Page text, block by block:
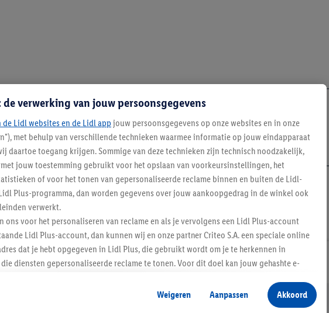
Lidl Nieuwsbrief
verwerking van jouw persoonsgegevens
Lidl websites en de Lidl app jouw persoonsgegevens op onze websites en in onze
met behulp van verschillende technieken waarmee informatie op jouw eindapparaat
daartoe toegang krijgen. Sommige van deze technieken zijn technisch noodzakelijk,
jouw toestemming gebruikt voor het opslaan van voorkeursinstellingen, het
of voor het tonen van gepersonaliseerde reclame binnen en buiten de Lidl-
Plus-programma, dan worden gegevens over jouw aankoopgedrag in de winkel ook
verwerkt.
ons voor het personaliseren van reclame en als je vervolgens een Lidl Plus-account
Lidl Plus-account, dan kunnen wij en onze partner Criteo S.A. een speciale online
dat je hebt opgegeven in Lidl Plus, die gebruikt wordt om je te herkennen in
diensten gepersonaliseerde reclame te tonen. Voor dit doel kan jouw gehashte e-
dan kunnen retargeting advertenties worden weergegeven voor producten waarin je
Weigeren Aanpassen Akkoord